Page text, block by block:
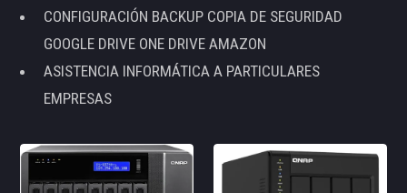
CONFIGURACIÓN BACKUP COPIA DE SEGURIDAD
GOOGLE DRIVE ONE DRIVE AMAZON
ASISTENCIA INFORMÁTICA A PARTICULARES
EMPRESAS